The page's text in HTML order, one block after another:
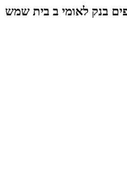
בנק לאומי ב בית שמש